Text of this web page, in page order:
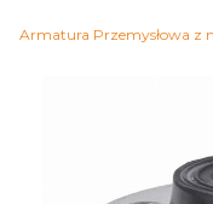
Armatura Przemysłowa z